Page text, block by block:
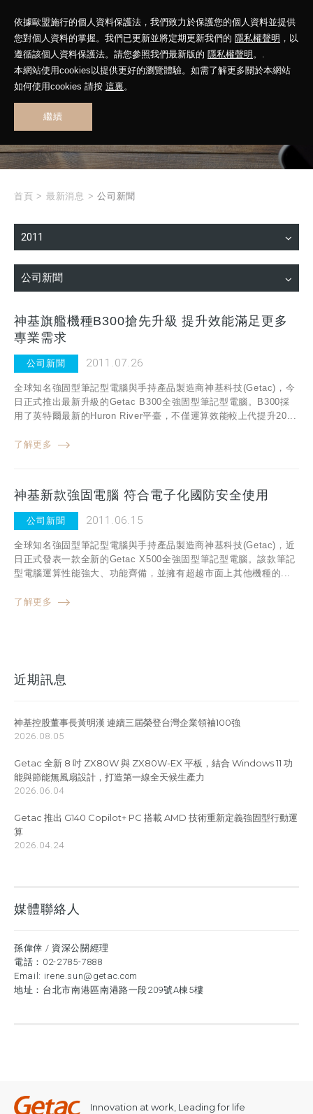
依據歐盟施行的個人資料保護法，我們致力於保護您的個人資料並提供
您對個人資料的掌握。我們已更新並將定期更新我們的 隱私權聲明 ，以
遵循該個人資料保護法。請您參照我們最新版的 隱私權聲明 。.
本網站使用cookies以提供更好的瀏覽體驗。如需了解更多關於本網站
如何使用cookies 請按 這裏。
繼續
WHAT'S NEW
首頁 > 最新消息 > 公司新聞
2011
公司新聞
神基旗艦機種B300搶先升級 提升效能滿足更多
專業需求
公司新聞 2011.07.26
全球知名強固型筆記型電腦與手持產品製造商神基科技(Getac)，今
日正式推出最新升級的Getac B300全強固型筆記型電腦。B300採
用了英特爾最新的Huron River平臺，不僅運算效能較上代提升20...
了解更多
神基新款強固電腦 符合電子化國防安全使用
公司新聞 2011.06.15
全球知名強固型筆記型電腦與手持產品製造商神基科技(Getac)，近
日正式發表一款全新的Getac X500全強固型筆記型電腦。該款筆記
型電腦運算性能強大、功能齊備，並擁有超越市面上其他機種的...
了解更多
近期訊息
神基控股董事長黃明漢 連續三屆榮登台灣企業領袖100強
2026.08.05
Getac 全新 8 吋 ZX80W 與 ZX80W-EX 平板，結合 Windows 11 功
能與節能無風扇設計，打造第一線全天候生產力
2026.06.04
Getac 推出 G140 Copilot+ PC 搭載 AMD 技術重新定義強固型行動運
算
2026.04.24
媒體聯絡人
孫偉倖 / 資深公關經理
電話： 02-2785-7888
Email: irene.sun@getac.com
地址：台北市南港區南港路一段209號A棟5樓
Innovation at work, Leading for life